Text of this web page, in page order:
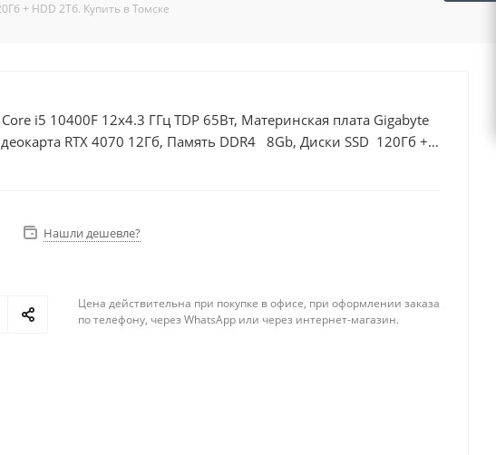
+ HDD 2Тб. Купить в Томске
i5 10400F 12x4.3 ГГц TDP 65Вт, Материнская плата Gigabyte
RTX 4070 12Гб, Память DDR4 8Gb, Диски SSD 120Гб +
Нашли дешевле?
Цена действительна при покупке в офисе, при оформлении заказа
по телефону, через WhatsApp или через интернет-магазин.